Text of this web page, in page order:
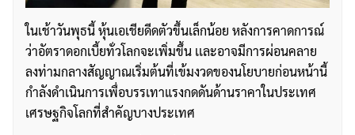
ในเช้าวันพุธนี้ หุ้นเอเชียดีดตัวขึ้นเล็กน้อย หลังการคาดการณ์
ว่าอัตราดอกเบี้ยทั่วโลกจะเพิ่มขึ้น เเละอาจมีการผ่อนคลาย
ลงท่ามกลางสัญญาณเริ่มต้นที่เข้มงวดของนโยบายก่อนหน้านี้
กำลังดำเนินการเพื่อบรรเทาแรงกดดันด้านราคาในประเทศ
เศรษฐกิจโลกที่สำคัญบางประเทศ